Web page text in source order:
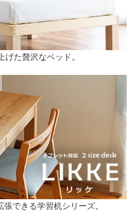
た贅沢なベッド。
できる学習机シリーズ。